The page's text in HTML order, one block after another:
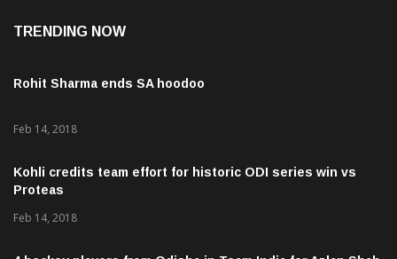
TRENDING NOW
Rohit Sharma ends SA hoodoo
Feb 14, 2018
Kohli credits team effort for historic ODI series win vs
Proteas
Feb 14, 2018